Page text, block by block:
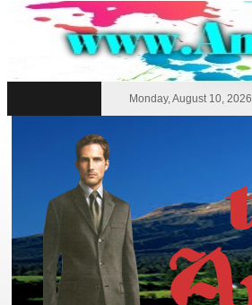
Monday, August 10, 2026